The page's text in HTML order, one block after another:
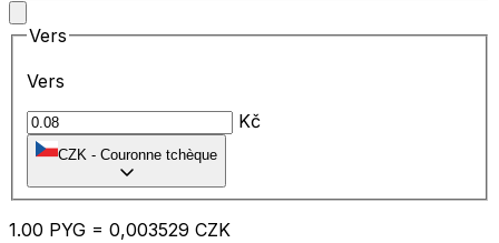
Vers
Vers
Kč
CZK - Couronne tchèque
1.00 PYG = 0,003529 CZK